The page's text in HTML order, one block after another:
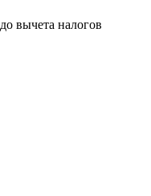
до вычета налогов